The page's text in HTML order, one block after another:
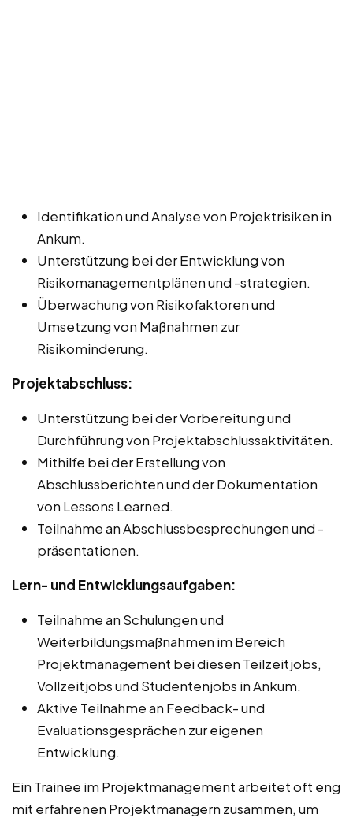
Identifikation und Analyse von Projektrisiken in
Ankum.
Unterstützung bei der Entwicklung von
Risikomanagementplänen und -strategien.
Überwachung von Risikofaktoren und
Umsetzung von Maßnahmen zur
Risikominderung.
Projektabschluss:
Unterstützung bei der Vorbereitung und
Durchführung von Projektabschlussaktivitäten.
Mithilfe bei der Erstellung von
Abschlussberichten und der Dokumentation
von Lessons Learned.
Teilnahme an Abschlussbesprechungen und -
präsentationen.
Lern- und Entwicklungsaufgaben:
Teilnahme an Schulungen und
Weiterbildungsmaßnahmen im Bereich
Projektmanagement bei diesen Teilzeitjobs,
Vollzeitjobs und Studentenjobs in Ankum.
Aktive Teilnahme an Feedback- und
Evaluationsgesprächen zur eigenen
Entwicklung.
Ein Trainee im Projektmanagement arbeitet oft eng
mit erfahrenen Projektmanagern zusammen, um